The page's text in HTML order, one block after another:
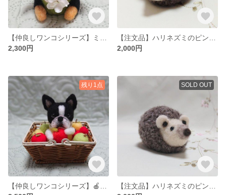
2,300円
2,000円
残り1点 SOLD OUT